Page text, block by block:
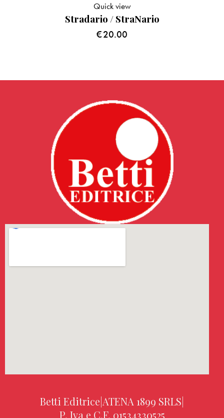
Stradario / StraNario
€20.00
Quick view
Betti Editrice ATENA 1899 SRLS
P. Iva e C.F. 01534330525